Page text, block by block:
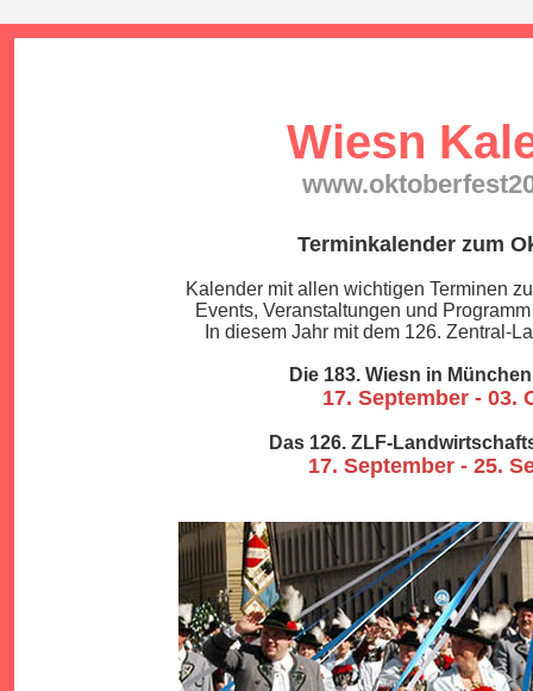
Wiesn
Terminkalender zum
Kalender mit allen wichtigen Terminen
Events, Veranstaltungen und
In diesem Jahr mit dem 126. Zentral-
Die 183. Wiesn in
17. September - 03.
Das 126. ZLF-
17. September - 25.